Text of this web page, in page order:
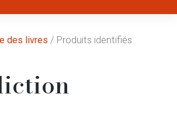
des livres / Produits identifiés